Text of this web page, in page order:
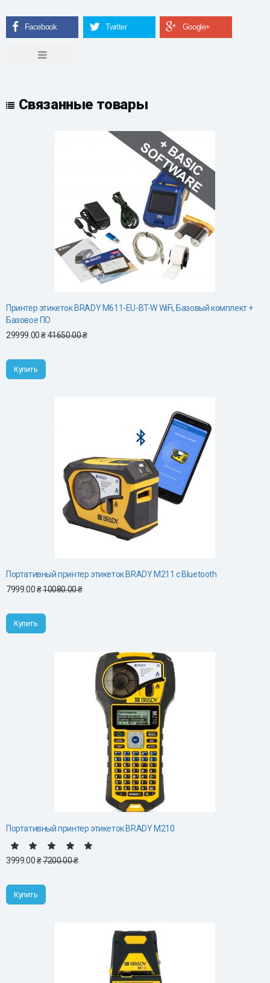
Связанные товары
Принтер этикеток BRADY M611-EU-BT-W WiFi, Базовый комплект +
Базовое ПО
29999.00 ₴41650.00 ₴
Купить
Портативный принтер этикеток BRADY M211 с Bluetooth
7999.00 ₴10080.00 ₴
Купить
Портативный принтер этикеток BRADY M210
3999.00 ₴7200.00 ₴
Купить